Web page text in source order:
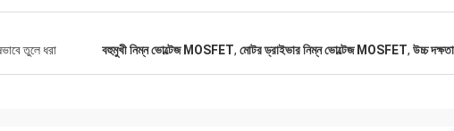
তুলে ধরা বহুমুখী নিম্ন ভোল্টেজ MOSFET, মোটর ড্রাইভার নিম্ন ভোল্টেজ MOSFET, উচ্চ